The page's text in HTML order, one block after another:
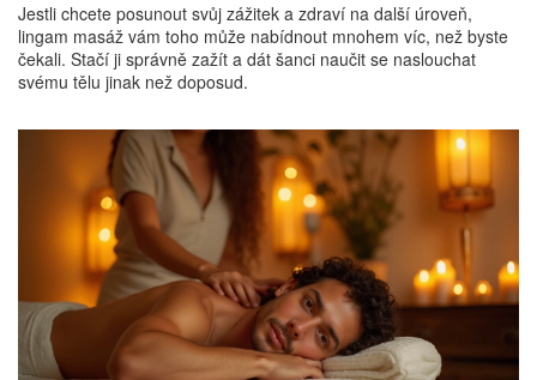
Jestli chcete posunout svůj zážitek a zdraví na další úroveň,
lingam masáž vám toho může nabídnout mnohem víc, než byste
čekali. Stačí ji správně zažít a dát šanci naučit se naslouchat
svému tělu jinak než doposud.